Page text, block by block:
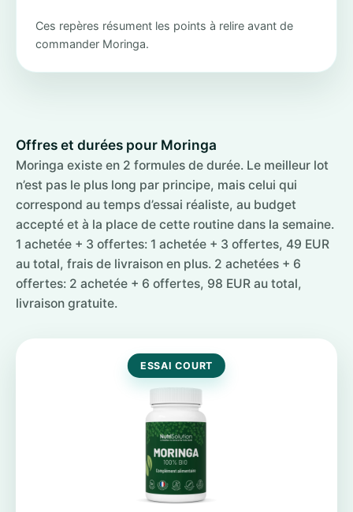
Ces repères résument les points à relire avant de
commander Moringa.
Offres et durées pour Moringa
Moringa existe en 2 formules de durée. Le meilleur lot
n’est pas le plus long par principe, mais celui qui
correspond au temps d’essai réaliste, au budget
accepté et à la place de cette routine dans la semaine.
1 achetée + 3 offertes: 1 achetée + 3 offertes, 49 EUR
au total, frais de livraison en plus. 2 achetées + 6
offertes: 2 achetée + 6 offertes, 98 EUR au total,
livraison gratuite.
ESSAI COURT